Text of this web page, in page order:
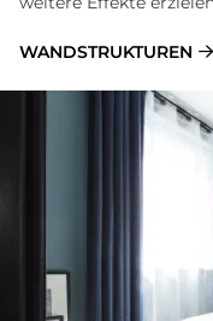
WANDSTRUKTUREN